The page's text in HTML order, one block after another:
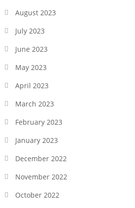
August 2023
July 2023
June 2023
May 2023
April 2023
March 2023
February 2023
January 2023
December 2022
November 2022
October 2022